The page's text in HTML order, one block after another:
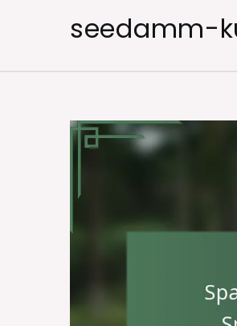
seedamm-